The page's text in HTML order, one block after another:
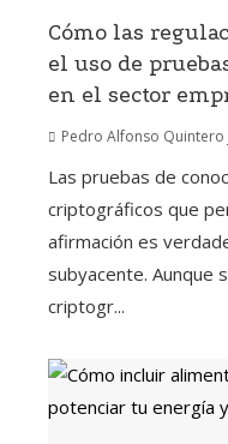
Cómo las
el uso de
en el sector
Pedro Alfonso Quintero
Las pruebas de
criptográficos que
afirmación es
subyacente. Aunque
criptogr...